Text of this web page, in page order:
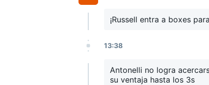
¡Russell entra a boxes
13:38
Antonelli no logra
su ventaja hasta los 3s